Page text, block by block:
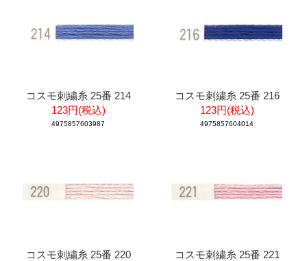
コスモ刺繍糸 25番 214
123円(税込)
4975857603987
コスモ刺繍糸 25番 216
123円(税込)
4975857604014
コスモ刺繍糸 25番 220
コスモ刺繍糸 25番 221